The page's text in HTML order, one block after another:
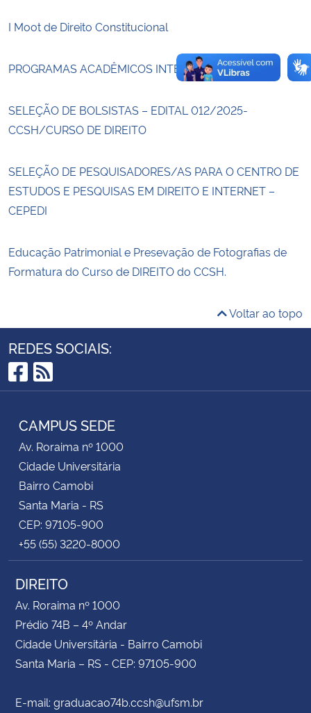
I Moot de Direito Constitucional
PROGRAMAS ACADÊMICOS INTERNACIONAIS
SELEÇÃO DE BOLSISTAS – EDITAL 012/2025-
CCSH/CURSO DE DIREITO
SELEÇÃO DE PESQUISADORES/AS PARA O CENTRO DE
ESTUDOS E PESQUISAS EM DIREITO E INTERNET –
CEPEDI
Educação Patrimonial e Presevação de Fotografias de
Formatura do Curso de DIREITO do CCSH.
Voltar ao topo
REDES SOCIAIS:
Facebook
RSS
CAMPUS SEDE
Av. Roraima nº 1000
Cidade Universitária
Bairro Camobi
Santa Maria - RS
CEP: 97105-900
+55 (55) 3220-8000
DIREITO
Av. Roraima nº 1000
Prédio 74B – 4º Andar
Cidade Universitária - Bairro Camobi
Santa Maria – RS - CEP: 97105-900
E-mail: graduacao74b.ccsh@ufsm.br